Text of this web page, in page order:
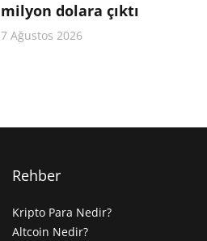
milyon dolara çıktı
7 Ağustos 2026
Rehber
Kripto Para Nedir?
Altcoin Nedir?